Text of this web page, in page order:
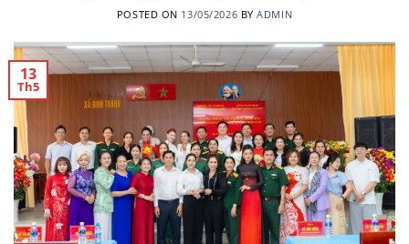
POSTED ON 13/05/2026 BYADMIN
13
Th5